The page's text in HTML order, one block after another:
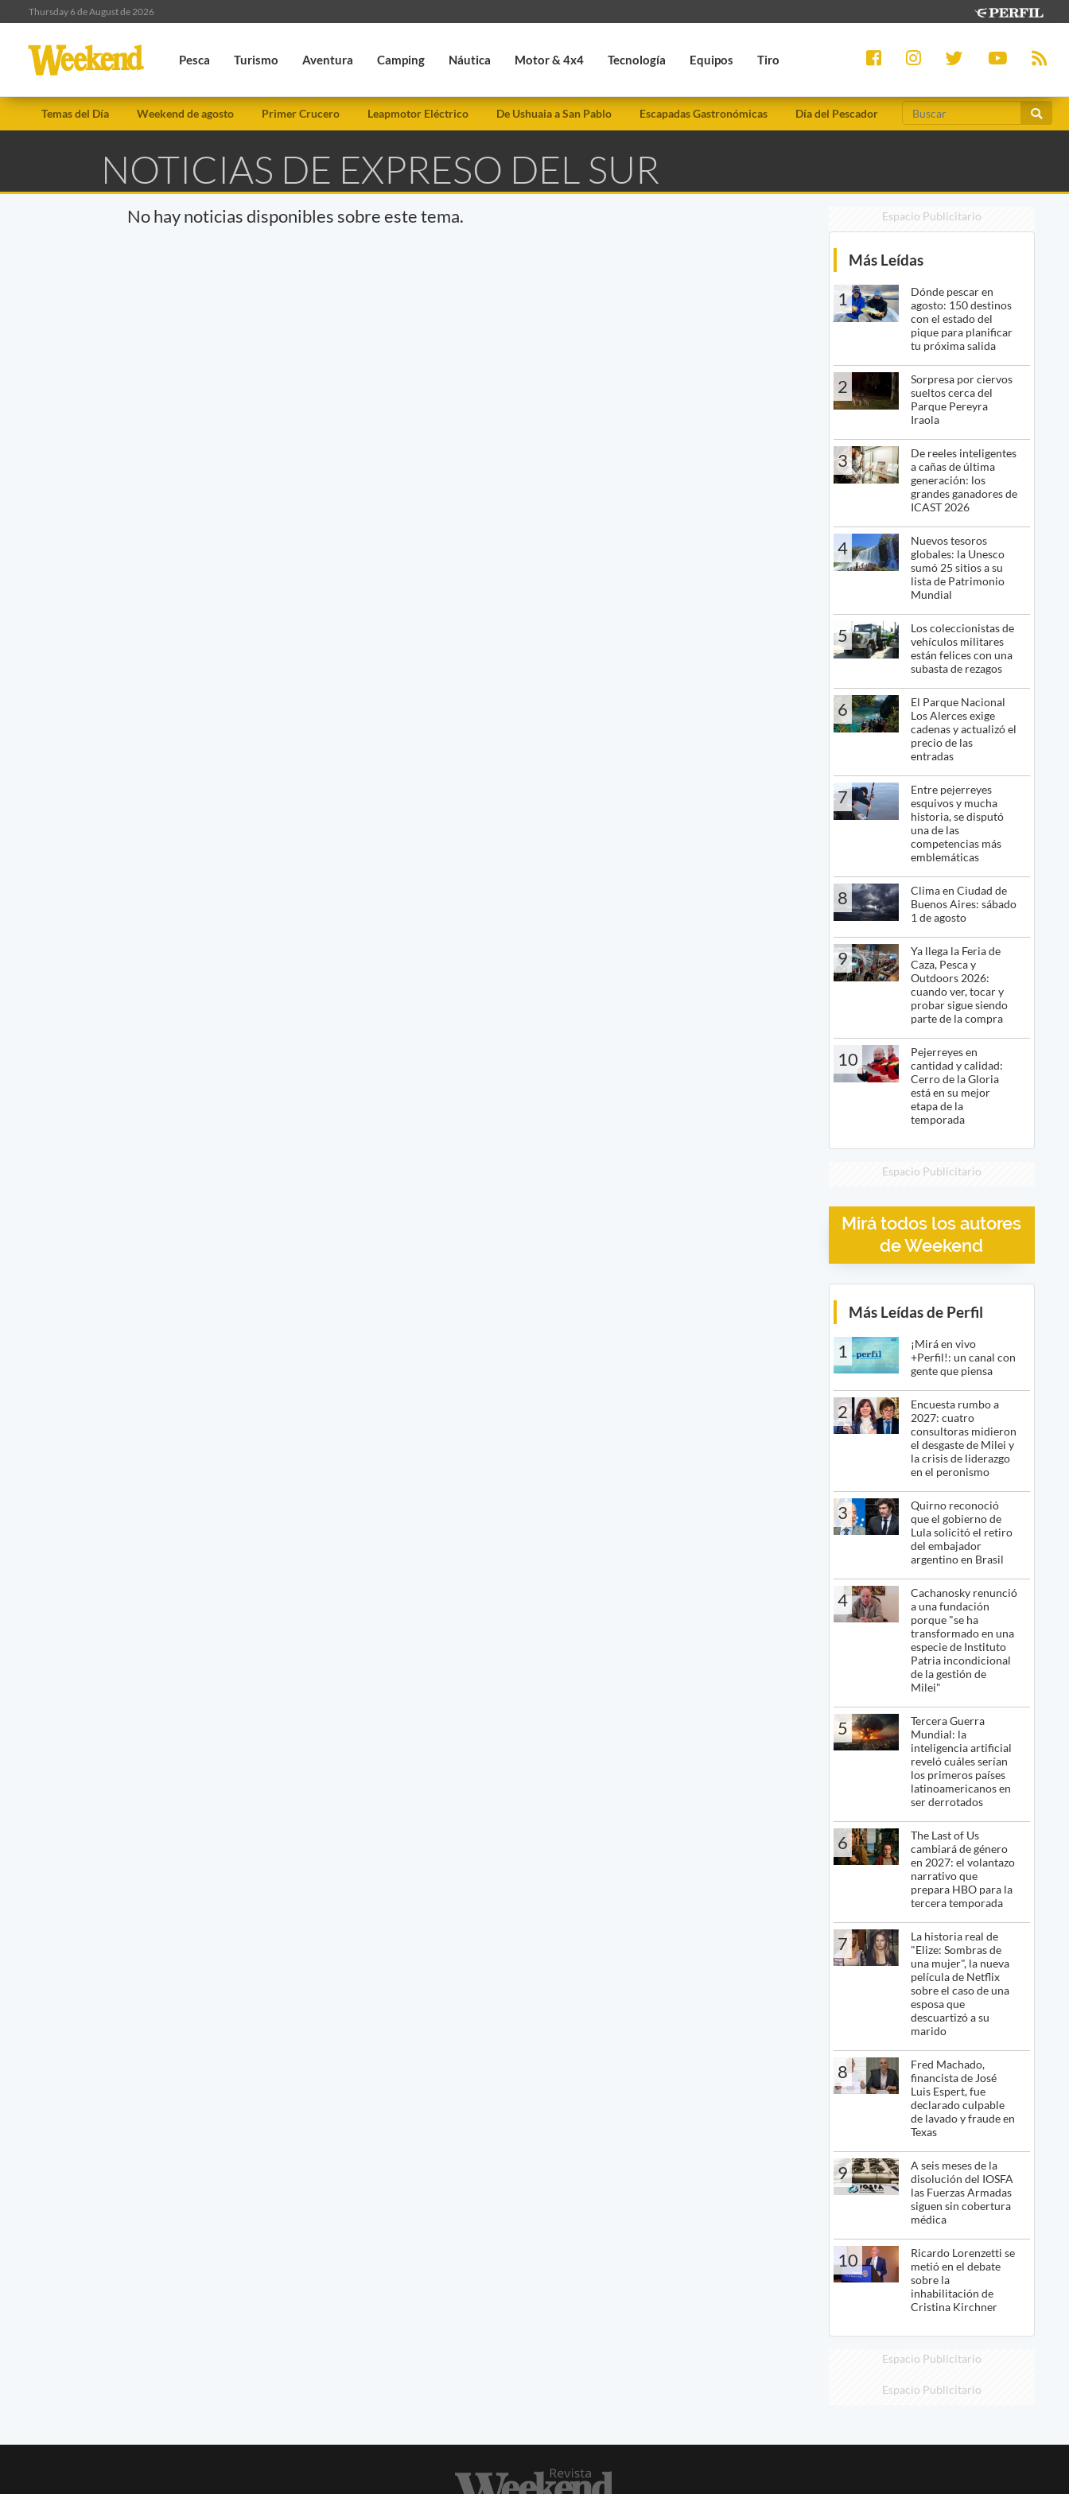
Thursday 6 de August de 2026
Pesca Turismo Aventura Camping Náutica Motor & 4x4 Tecnología Equipos Tiro
Temas del Día Weekend de agosto Primer Crucero Leapmotor Eléctrico De Ushuaia a San Pablo Escapadas Gastronómicas Día del Pescador
NOTICIAS DE EXPRESO DEL SUR
No hay noticias disponibles sobre este tema. Espacio Publicitario
Más Leídas
1
Dónde pescar en
agosto: 150 destinos
con el estado del
pique para planificar
tu próxima salida
2
Sorpresa por ciervos
sueltos cerca del
Parque Pereyra
Iraola
3
De reeles inteligentes
a cañas de última
generación: los
grandes ganadores de
ICAST 2026
4
Nuevos tesoros
globales: la Unesco
sumó 25 sitios a su
lista de Patrimonio
Mundial
5
Los coleccionistas de
vehículos militares
están felices con una
subasta de rezagos
6
El Parque Nacional
Los Alerces exige
cadenas y actualizó el
precio de las
entradas
7
Entre pejerreyes
esquivos y mucha
historia, se disputó
una de las
competencias más
emblemáticas
8
Clima en Ciudad de
Buenos Aires: sábado
1 de agosto
9
Ya llega la Feria de
Caza, Pesca y
Outdoors 2026:
cuando ver, tocar y
probar sigue siendo
parte de la compra
10
Pejerreyes en
cantidad y calidad:
Cerro de la Gloria
está en su mejor
etapa de la
temporada
Espacio Publicitario
Mirá todos los autores
de Weekend
Más Leídas de Perfil
1
¡Mirá en vivo
+Perfil!: un canal con
gente que piensa
2
Encuesta rumbo a
2027: cuatro
consultoras midieron
el desgaste de Milei y
la crisis de liderazgo
en el peronismo
3
Quirno reconoció
que el gobierno de
Lula solicitó el retiro
del embajador
argentino en Brasil
4
Cachanosky renunció
a una fundación
porque "se ha
transformado en una
especie de Instituto
Patria incondicional
de la gestión de
Milei"
5
Tercera Guerra
Mundial: la
inteligencia artificial
reveló cuáles serían
los primeros países
latinoamericanos en
ser derrotados
6
The Last of Us
cambiará de género
en 2027: el volantazo
narrativo que
prepara HBO para la
tercera temporada
7
La historia real de
"Elize: Sombras de
una mujer", la nueva
película de Netflix
sobre el caso de una
esposa que
descuartizó a su
marido
8
Fred Machado,
financista de José
Luis Espert, fue
declarado culpable
de lavado y fraude en
Texas
9
A seis meses de la
disolución del IOSFA
las Fuerzas Armadas
siguen sin cobertura
médica
10
Ricardo Lorenzetti se
metió en el debate
sobre la
inhabilitación de
Cristina Kirchner
Espacio Publicitario
Espacio Publicitario